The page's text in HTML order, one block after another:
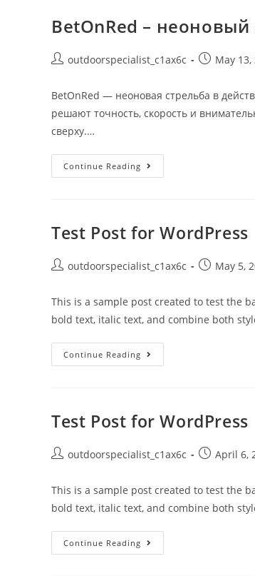
BetOnRed –
outdoorspecialist_c1ax6c May 13,
BetOnRed — неоновая стрельба в
решают точность, скорость и
сверху.…
Continue Reading
Test Post for WordPress
outdoorspecialist_c1ax6c May 5,
This is a sample post created to test the
bold text, italic text, and combine both
Continue Reading
Test Post for WordPress
outdoorspecialist_c1ax6c April 6,
This is a sample post created to test the
bold text, italic text, and combine both
Continue Reading